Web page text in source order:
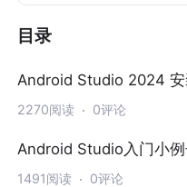
目录
Android Studio 2024
2270阅读 0评论
Android Studio入门小
1491阅读 0评论